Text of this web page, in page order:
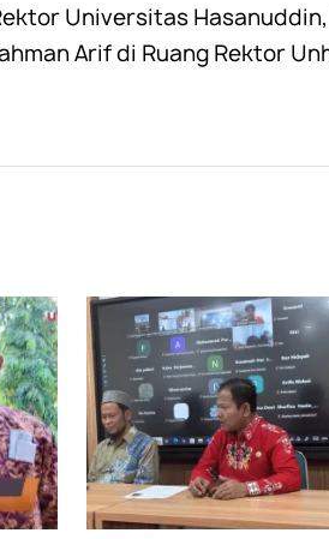
Universitas
Arif di Ruang Rektor